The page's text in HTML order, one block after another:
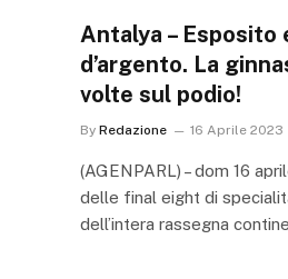
Antalya –
d’argento. La
volte sul podio!
By Redazione 16 Aprile 2023
(AGENPARL) – dom 16
delle final eight di
dell’intera rassegna